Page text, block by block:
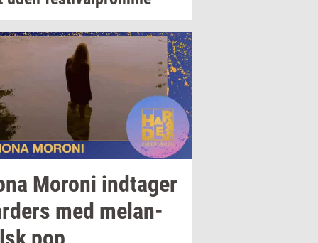
Mor­o­ni ind­ta­ger
med melan­